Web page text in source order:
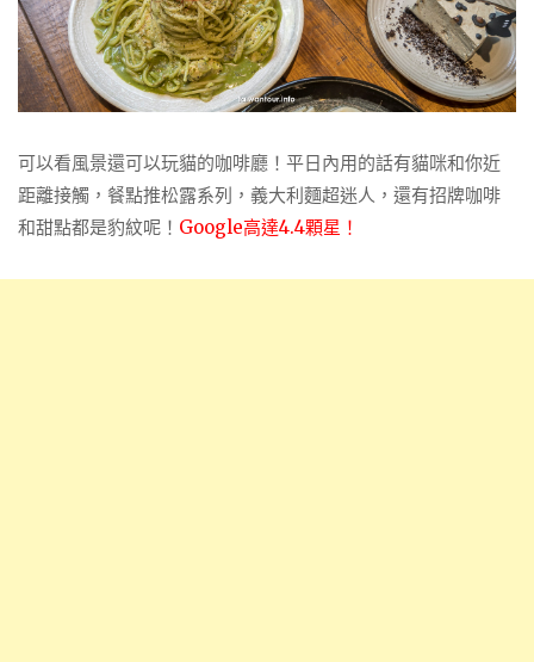
可以看風景還可以玩貓的咖啡廳！平日內用的話有貓咪和你近
距離接觸，餐點推松露系列，義大利麵超迷人，還有招牌咖啡
和甜點都是豹紋呢！ Google高達4.4顆星！